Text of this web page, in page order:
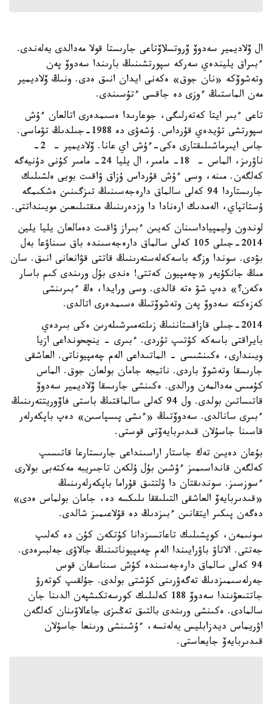
ال ۆلاديمير سەدوۆ ۆروتسلاۆتاعى جارىستا قولا مەدالدى يەلەندى.
ءبىراق يليندەي سەركە سپورتشىنىڭ بارىندا سەدوۆ پەن
وتەشوۆكە «نان جوق» ەكەنى ايدان انىق ەدى. ونىڭ ۆلاديمير
مەن الماستىڭ ءوزى دە جاقسى ءتۇسىندى.
تاعى ءبىر ايتا كەتەرلىگى، جوعارىدا ەسىمدەرى اتالعان ءۇش
سپورتشى تۇيدەي قۇرداس. ۇشەۋى دە 1988-جىلدىڭ تۋماسى.
جاس ايىرماشىلىقتارى ەكى-ءۇش اي عانا. ۆلاديمير - 2-
ناۋرىز، الماس - 18- مامىر، ال يليا 24- مامىر كۇنى دۇنيەگە
كەلگەن. مىنە، وسى ءۇش قۇرداس ۇزاق ۋاقىت بويى ەلشىلىك
جارىستاردا 94 كەلى سالماق دارەجەسىنىڭ تىزگىنىن ەشكىمگە
ۇستاتپاي، الەمدىك ارەنادا دا وزدەرىنىڭ مىقتىلىعىن مويىنداتتى.
لوندون وليمپياداسىنان كەيىن ءبىراز ۋاقىت دەمالعان يليا يلين
2014-جىلى 105 كەلى سالماق دارەجەسىندە باق سىناۋعا بەل
بۋدى. سوندا وزگە باسەكەلەستەرىنىڭ قاتتى قۋانعانى انىق. سان
مىڭ جانكۇيەر «چەمپيون كەتتى! ەندى بۇل ورىندى كىم باسار
ەكەن؟» دەپ شۋ ەتە قالدى. وسى ورايدا، ەڭ ءبىرىنشى
كەزەكتە سەدوۆ پەن وتەشوۆتىڭ ەسىمدەرى اتالدى.
2014-جىلى قازاقستاننىڭ زىلتەمىرشىلەرىن ەكى بىردەي
بايراقتى باسەكە كۇتىپ تۇردى. ءبىرى - ينچحونداعى ازيا
ويىندارى، ەكىنشىسى - الماتىداعى الەم چەمپيوناتى. العاشقى
جارىسقا وتەشوۆ باردى. ناتيجە جامان بولعان جوق. الماس
كۇمىس مەدالمەن ورالدى. ەكىنشى جارىسقا ۆلاديمير سەدوۆ
قاتىساتىن بولدى. ول 94 كەلى سالماقتىڭ باستى فاۆوريتتەرىنىڭ
ءبىرى سانالدى. سەدوۆتىڭ «ءىشى پىسپاسىن» دەپ باپكەرلەر
قاسىنا جاسۇلان قىدىربايەۆتى قوستى.
بۇعان دەيىن تەك جاستار اراسىنداعى جارىستارعا قاتىسىپ
كەلگەن قانداسىمىز ءۇشىن بۇل ۇلكەن تاجىريبە مەكتەبى بولارى
ءسوزسىز. سوندىقتان دا ۇلتتىق قۇراما باپكەرلەرىنىڭ
«قىدىربايەۆ العاشقى التىلىققا ىلىكسە دە، جامان بولماس ەدى»
دەگەن پىكىر ايتقانىن ءبىزدىڭ دە قۇلاعىمىز شالدى.
سونىمەن، كوپشىلىك تاعاتسىزدانا كۇتكەن كۇن دە كەلىپ
جەتتى. الاتاۋ باۋرايىندا الەم چەمپيوناتىنىڭ جالاۋى جەلبىرەدى.
94 كەلى سالماق دارەجەسىندە كۇش سىناسقان قوس
جەرلەسىمىزدىڭ تەگەۋرىنى كۇشتى بولدى. جۇلقىپ كوتەرۋ
جاتتىعۋىندا سەدوۆ 188 كەلىلىك كورسەتكىشپەن الدىنا جان
سالمادى. ەكىنشى ورىندى بالتىق تەڭىزى جاعالاۋىنان كەلگەن
اۋريماس ديدزابليس يەلەنسە، ءۇشىنشى ورىنعا جاسۇلان
قىدىربايەۆ جايعاستى.